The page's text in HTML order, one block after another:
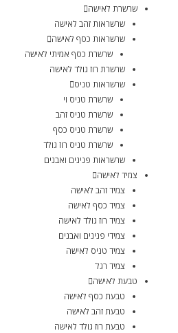
שרשרת לאישה
שרשראות זהב לאישה
שרשראות כסף לאישה
שרשרת כסף אמיתי לאישה
שרשרת רוז גולד לאישה
שרשראות טניס
שרשרת טניס וי
שרשרת טניס זהב
שרשרת טניס כסף
שרשרת טניס רוז גולד
שרשראות פנינים ואבנים
צמיד לאישה
צמיד זהב לאישה
צמיד כסף לאישה
צמיד רוז גולד לאישה
צמידי פנינים ואבנים
צמיד טניס לאישה
צמיד רגל
טבעת לאישה
טבעת כסף לאישה
טבעת זהב לאישה
טבעת רוז גולד לאישה